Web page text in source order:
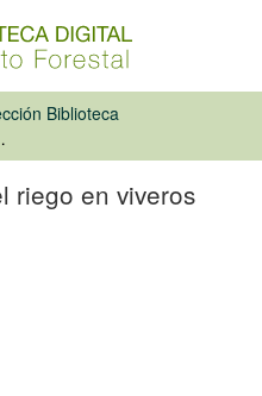
Biblioteca
forestales
riego en viveros